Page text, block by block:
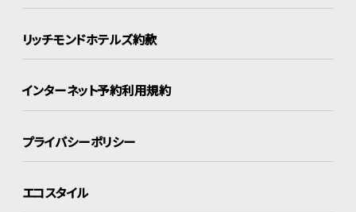
リッチモンドホテルズ約款
インターネット予約利用規約
プライバシーポリシー
エコスタイル